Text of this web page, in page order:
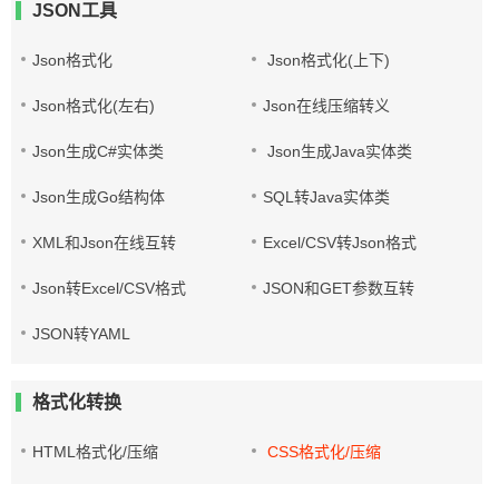
JSON工具
Json格式化 Json格式化(上下)
Json格式化(左右) Json在线压缩转义
Json生成C#实体类 Json生成Java实体类
Json生成Go结构体 SQL转Java实体类
XML和Json在线互转 Excel/CSV转Json格式
Json转Excel/CSV格式 JSON和GET参数互转
JSON转YAML
格式化转换
HTML格式化/压缩 CSS格式化/压缩